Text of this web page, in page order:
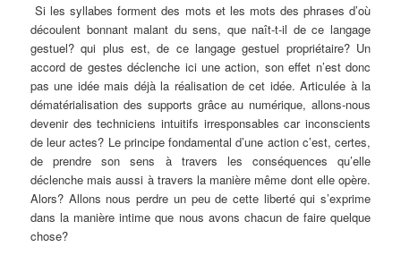
Si les syllabes forment des mots et les mots des phrases d’où
découlent bonnant malant du sens, que naît-t-il de ce langage
gestuel? qui plus est, de ce langage gestuel propriétaire? Un
accord de gestes déclenche ici une action, son effet n’est donc
pas une idée mais déjà la réalisation de cet idée. Articulée à la
dématérialisation des supports grâce au numérique, allons-nous
devenir des techniciens intuitifs irresponsables car inconscients
de leur actes? Le principe fondamental d’une action c’est, certes,
de prendre son sens à travers les conséquences qu’elle
déclenche mais aussi à travers la manière même dont elle opère.
Alors? Allons nous perdre un peu de cette liberté qui s’exprime
dans la manière intime que nous avons chacun de faire quelque
chose?